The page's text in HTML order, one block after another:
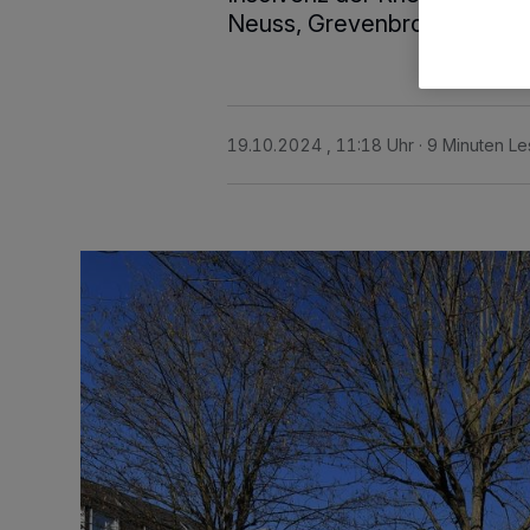
Neuss, Grevenbroich und
19.10.2024 , 11:18 Uhr 9 Minuten